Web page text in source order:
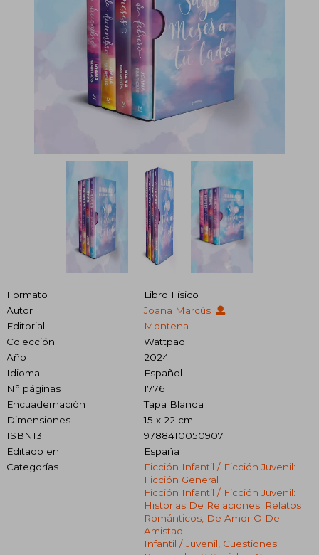
Formato
Libro Físico
Autor
Joana Marcús
Editorial
Montena
Colección
Wattpad
Año
2024
Idioma
Español
N° páginas
1776
Encuadernación
Tapa Blanda
Dimensiones
15 x 22 cm
ISBN13
9788410050907
Editado en
España
Categorías
Ficción Infantil / Ficción Juvenil:
Ficción General
Ficción Infantil / Ficción Juvenil:
Historias De Relaciones: Relatos
Románticos, De Amor O De
Amistad
Infantil / Juvenil, Cuestiones